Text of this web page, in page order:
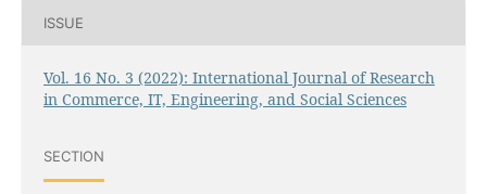
ISSUE
Vol. 16 No. 3 (2022): International Journal of Research
in Commerce, IT, Engineering, and Social Sciences
SECTION